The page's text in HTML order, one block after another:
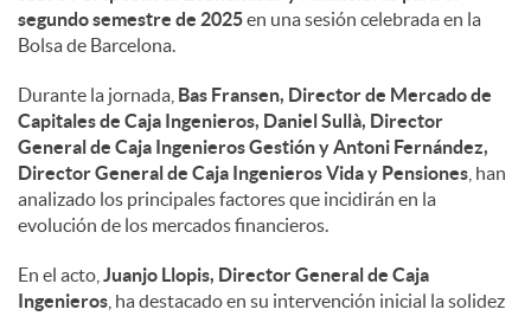
d
o
s
segundo semestre de 2025en una sesión celebrada en la
Bolsa de Barcelona.
Durante la jornada, Bas Fransen, Director de Mercado de
Capitales de Caja Ingenieros, Daniel Sullà, Director
General de Caja Ingenieros Gestión y Antoni Fernández,
Director General de Caja Ingenieros Vida y Pensiones , han
analizado los principales factores que incidirán en la
evolución de los mercados financieros.
En el acto, Juanjo Llopis, Director General de Caja
Ingenieros , ha destacado en su intervención inicial la solidez